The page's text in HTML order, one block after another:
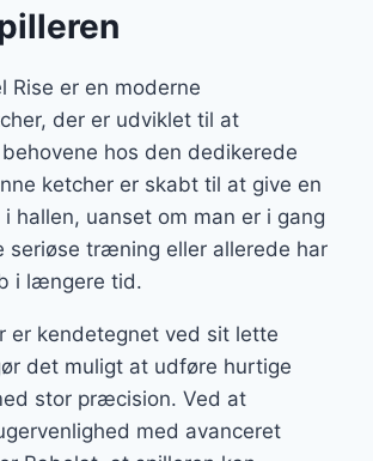
Rise er en moderne
der er udviklet til at
hos den dedikerede
ketcher er skabt til at give en
hallen, uanset om man er i gang
seriøse træning eller allerede har
i længere tid.
er kendetegnet ved sit lette
det muligt at udføre hurtige
stor præcision. Ved at
med avanceret